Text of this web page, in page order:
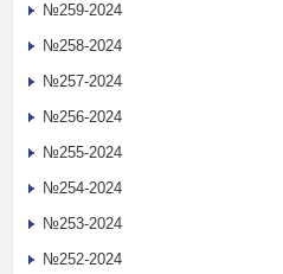
№259-2024
№258-2024
№257-2024
№256-2024
№255-2024
№254-2024
№253-2024
№252-2024